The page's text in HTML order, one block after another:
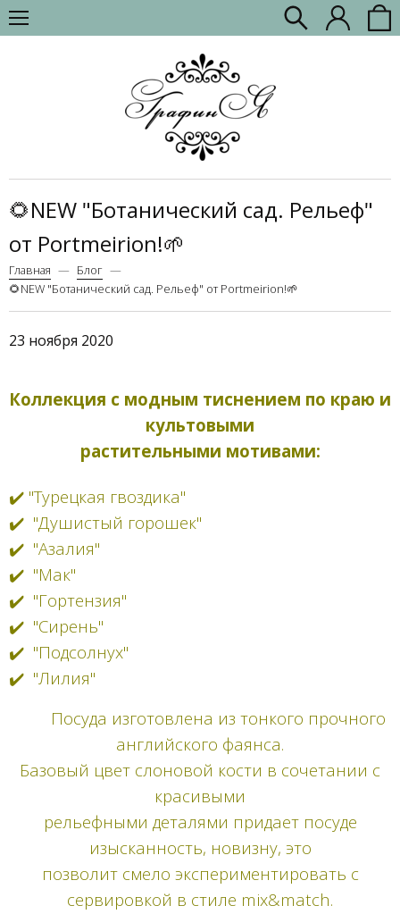
🌻NEW "Ботанический сад. Рельеф"
от Portmeirion!🌱
Главная
Блог
🌻NEW "Ботанический сад. Рельеф" от Portmeirion!🌱
23 ноября 2020
Коллекция с модным тиснением по краю и
культовыми
растительными мотивами:
✔️ "Турецкая гвоздика"
✔️ "Душистый горошек"
✔️ "Азалия"
✔️ "Мак"
✔️ "Гортензия"
✔️ "Сирень"
✔️ "Подсолнух"
✔️ "Лилия"
Посуда изготовлена из тонкого прочного
английского фаянса.
Базовый цвет слоновой кости в сочетании с
красивыми
рельефными деталями придает посуде
изысканность, новизну, это
позволит смело экспериментировать с
сервировкой в стиле mix&match.